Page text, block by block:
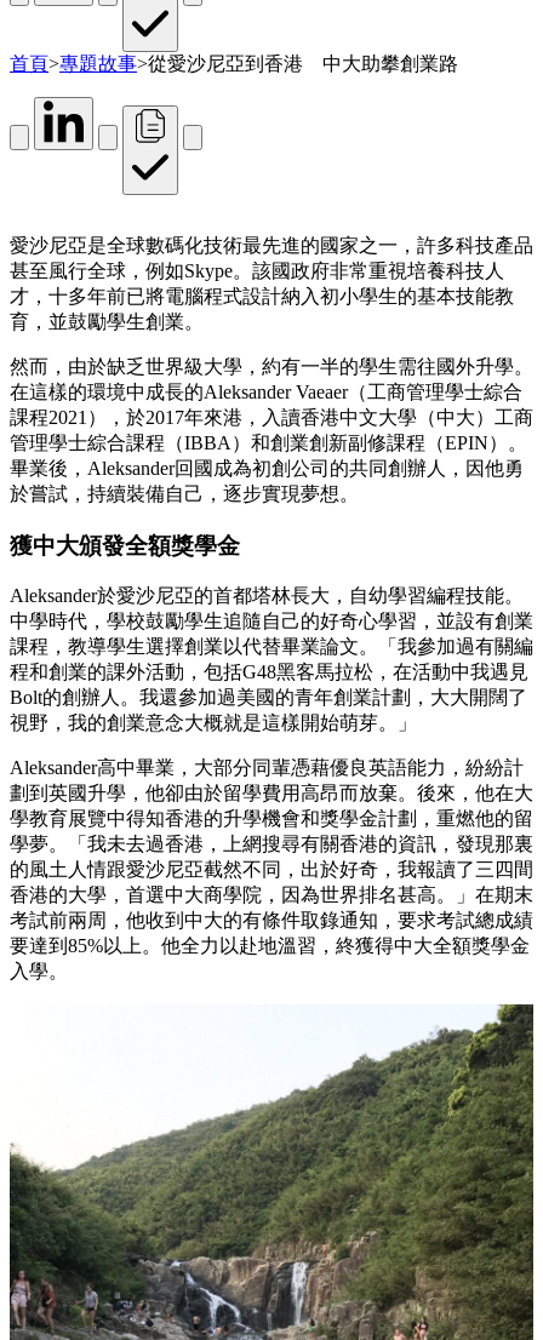
首頁>專題故事>從愛沙尼亞到香港 中大助攀創業路
愛沙尼亞是全球數碼化技術最先進的國家之一，許多科技產品
甚至風行全球，例如Skype。該國政府非常重視培養科技人
才，十多年前已將電腦程式設計納入初小學生的基本技能教
育，並鼓勵學生創業。
然而，由於缺乏世界級大學，約有一半的學生需往國外升學。
在這樣的環境中成長的Aleksander Vaeaer（工商管理學士綜合
課程2021），於2017年來港，入讀香港中文大學（中大）工商
管理學士綜合課程（IBBA）和創業創新副修課程（EPIN）。
畢業後，Aleksander回國成為初創公司的共同創辦人，因他勇
於嘗試，持續裝備自己，逐步實現夢想。
獲中大頒發全額獎學金
Aleksander於愛沙尼亞的首都塔林長大，自幼學習編程技能。
中學時代，學校鼓勵學生追隨自己的好奇心學習，並設有創業
課程，教導學生選擇創業以代替畢業論文。「我參加過有關編
程和創業的課外活動，包括G48黑客馬拉松，在活動中我遇見
Bolt的創辦人。我還參加過美國的青年創業計劃，大大開闊了
視野，我的創業意念大概就是這樣開始萌芽。」
Aleksander高中畢業，大部分同輩憑藉優良英語能力，紛紛計
劃到英國升學，他卻由於留學費用高昂而放棄。後來，他在大
學教育展覽中得知香港的升學機會和獎學金計劃，重燃他的留
學夢。「我未去過香港，上網搜尋有關香港的資訊，發現那裏
的風土人情跟愛沙尼亞截然不同，出於好奇，我報讀了三四間
香港的大學，首選中大商學院，因為世界排名甚高。」在期末
考試前兩周，他收到中大的有條件取錄通知，要求考試總成績
要達到85%以上。他全力以赴地溫習，終獲得中大全額獎學金
入學。